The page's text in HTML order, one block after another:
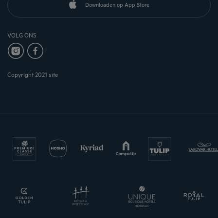
Downloaden op App Store
VOLG ONS
Copyright 2021 site